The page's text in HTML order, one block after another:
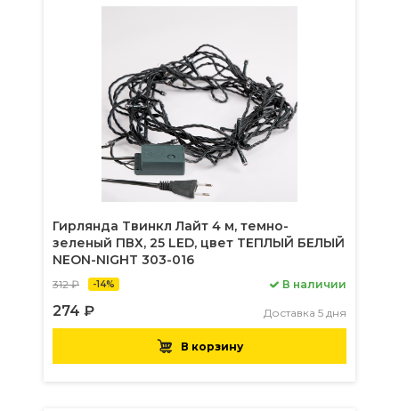
Гирлянда Твинкл Лайт 4 м, темно-
зеленый ПВХ, 25 LED, цвет ТЕПЛЫЙ БЕЛЫЙ
NEON-NIGHT 303-016
312 ₽ -14%
274 ₽
В наличии
Доставка 5 дня
В корзину